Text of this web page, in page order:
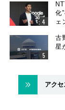
化
ェ
古
星
アク